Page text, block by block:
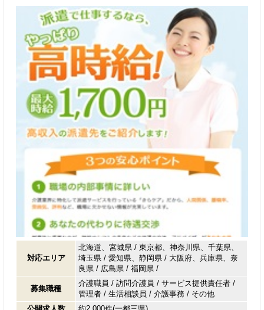
対応エリア
北海道、宮城県 / 東京都、神奈川県、千葉県、
埼玉県 / 愛知県、静岡県 / 大阪府、兵庫県、奈
良県 / 広島県 / 福岡県 /
募集職種
介護職員 /訪問介護員 /サービス提供責任者 /
管理者 /生活相談員 /介護事務 / その他